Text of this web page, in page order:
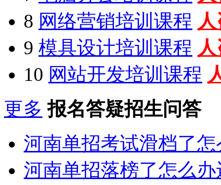
8 网络营销培训课程
9 模具设计培训课程
10 网站开发培训课程
更多 报名答疑招生问答
河南单招考试滑档了
河南单招落榜了怎么